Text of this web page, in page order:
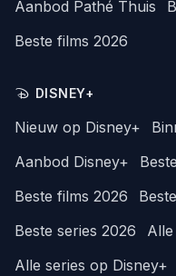
Aanbod Pathé Thuis
Beste films 2026
DISNEY+
Nieuw op Disney+
Aanbod Disney+
Beste films 2026
Beste series 2026
Alle series op Disney+